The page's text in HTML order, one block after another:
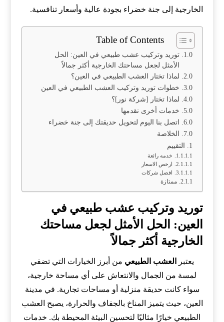
الخارجية إلى جنة خضراء بجودة عالية وأسعار تنافسية.
Table of Contents
توريد وتركيب عشب طبيعي في العين: الحل
الأمثل لجعل مساحتك الخارجية أكثر جمالاً
لماذا تختار العشب الطبيعي في العين؟
خطوات توريد وتركيب العشب الطبيعي في العين
لماذا تختار [شركة نور]؟
خدمات أخرى نقدمها
اتصل بنا اليوم لتحويل حديقتك إلى جنة خضراء
الخلاصة
التقييم
خدمه رائعة
ارخص الاسعار
افضل شركات
ممتازة
توريد وتركيب عشب طبيعي في
العين: الحل الأمثل لجعل مساحتك
الخارجية أكثر جمالاً
يعتبر العشب الطبيعي من أبرز الخيارات التي تضفي
لمسة من الجمال والانتعاش على أي مساحة خارجية،
سواء كانت حديقة منزلية أو مساحات تجارية. في مدينة
العين، حيث يتميز المناخ بالجفاف والحرارة، يصبح العشب
الطبيعي خيارًا مثاليًا لتحسين البيئة المحيطة بك. خدمات